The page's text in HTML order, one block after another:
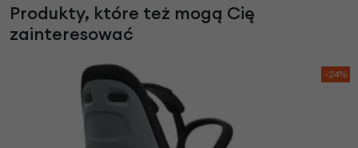
Produkty, które też mogą Cię
zainteresować
-24%